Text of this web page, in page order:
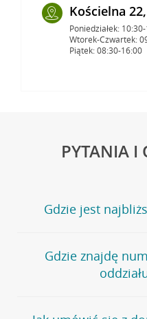
Kościelna
Poniedziałek:
Wtorek-Czwartek:
Piątek: 08:30-16:00
PYTANIA I
Gdzie jest
Jeśli szukasz oddziału
stronęPlacówki i bankomaty
wygodna wyszukiwarka.
oddziałów
Gdzie znajdę
Bank Credit Agricole nie